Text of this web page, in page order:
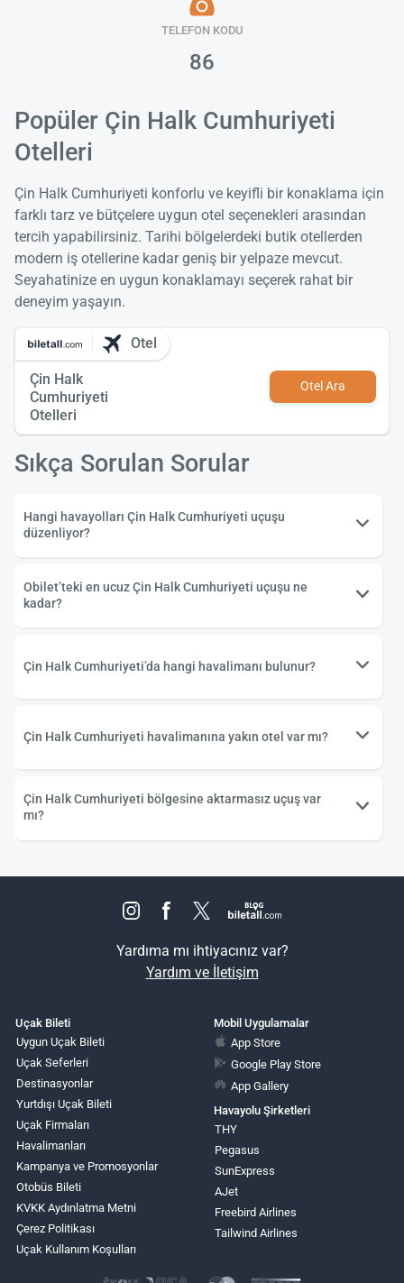
TELEFON KODU
86
Popüler Çin Halk Cumhuriyeti
Otelleri
Çin Halk Cumhuriyeti konforlu ve keyifli bir konaklama için
farklı tarz ve bütçelere uygun otel seçenekleri arasından
tercih yapabilirsiniz. Tarihi bölgelerdeki butik otellerden
modern iş otellerine kadar geniş bir yelpaze mevcut.
Seyahatinize en uygun konaklamayı seçerek rahat bir
deneyim yaşayın.
Otel
Çin Halk
Cumhuriyeti
Otelleri
Otel Ara
Sıkça Sorulan Sorular
Hangi havayolları Çin Halk Cumhuriyeti uçuşu
düzenliyor?
Obilet’teki en ucuz Çin Halk Cumhuriyeti uçuşu ne
kadar?
Çin Halk Cumhuriyeti’da hangi havalimanı bulunur?
Çin Halk Cumhuriyeti havalimanına yakın otel var mı?
Çin Halk Cumhuriyeti bölgesine aktarmasız uçuş var
mı?
Yardıma mı ihtiyacınız var?
Yardım ve İletişim
Uçak Bileti
Uygun Uçak Bileti
Uçak Seferleri
Destinasyonlar
Yurtdışı Uçak Bileti
Uçak Firmaları
Havalimanları
Kampanya ve Promosyonlar
Otobüs Bileti
KVKK Aydınlatma Metni
Çerez Politikası
Uçak Kullanım Koşulları
Mobil Uygulamalar
App Store
Google Play Store
App Gallery
Havayolu Şirketleri
THY
Pegasus
SunExpress
AJet
Freebird Airlines
Tailwind Airlines